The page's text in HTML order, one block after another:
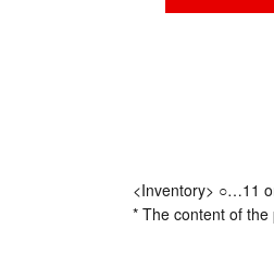
<Inventory> ○…11
* The content of